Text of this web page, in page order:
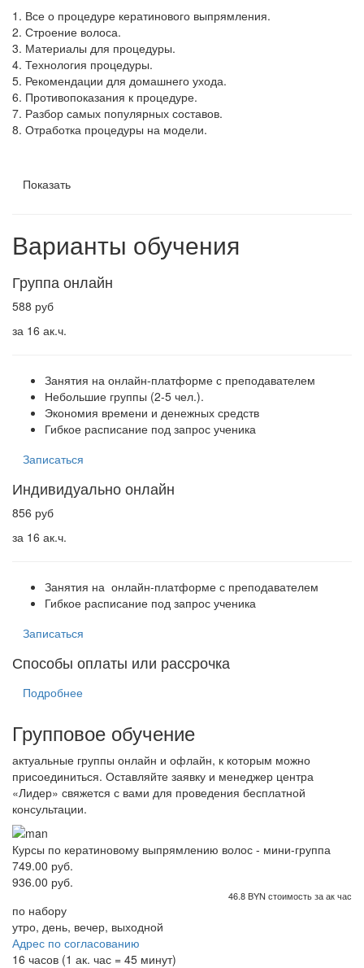
1. Все о процедуре кератинового выпрямления.
2. Строение волоса.
3. Материалы для процедуры.
4. Технология процедуры.
5. Рекомендации для домашнего ухода.
6. Противопоказания к процедуре.
7. Разбор самых популярных составов.
8. Отработка процедуры на модели.
Показать
Варианты обучения
Группа онлайн
588 руб
за 16 ак.ч.
Занятия на онлайн-платформе с преподавателем
Небольшие группы (2-5 чел.).
Экономия времени и денежных средств
Гибкое расписание под запрос ученика
Записаться
Индивидуально онлайн
856 руб
за 16 ак.ч.
Занятия на онлайн-платформе с преподавателем
Гибкое расписание под запрос ученика
Записаться
Способы оплаты или рассрочка
Подробнее
Групповое обучение
актуальные группы онлайн и офлайн, к которым можно
присоединиться. Оставляйте заявку и менеджер центра
«Лидер» свяжется с вами для проведения бесплатной
консультации.
Курсы по кератиновому выпрямлению волос - мини-группа
749.00 руб.
936.00 руб.
46.8 BYN стоимость за ак час
по набору
утро, день, вечер, выходной
Адрес по согласованию
16 часов (1 ак. час = 45 минут)